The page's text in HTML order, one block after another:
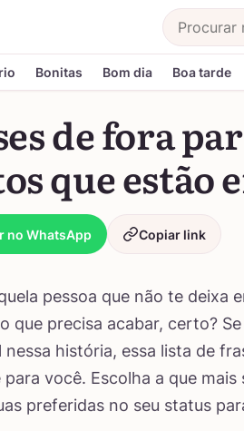
Buscar
Bonitas Bom dia Boa tarde
de fora
que estão
no WhatsApp Copiar link
pessoa que não te deixa
que precisa acabar, certo?
história, essa lista de
você. Escolha a que
preferidas no seu status